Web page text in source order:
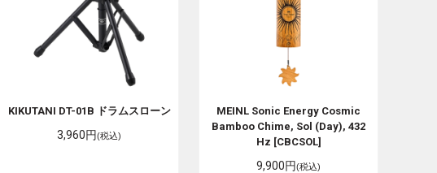
KIKUTANI DT-01B ドラムスローン
3,960円(税込)
MEINL Sonic Energy Cosmic
Bamboo Chime, Sol (Day), 432
Hz [CBCSOL]
9,900円(税込)